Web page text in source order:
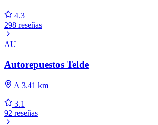
4.3
298 reseñas
AU
Autorepuestos Telde
A 3.41 km
3.1
92 reseñas